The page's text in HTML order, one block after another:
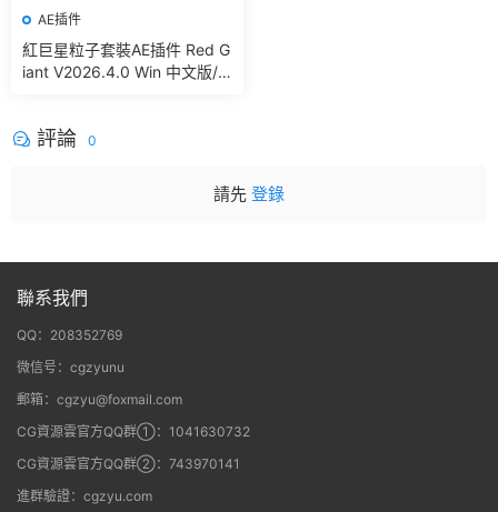
AE插件
紅巨星粒子套裝AE插件 Red G
iant V2026.4.0 Win 中文版/
評論 0
請先 登錄
聯系我們
QQ：208352769
微信号：cgzyunu
郵箱：cgzyu@foxmail.com
CG資源雲官方QQ群①：1041630732
CG資源雲官方QQ群②：743970141
進群驗證：cgzyu.com